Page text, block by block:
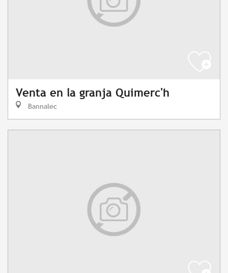
Venta en la granja Quimerc'h
Bannalec